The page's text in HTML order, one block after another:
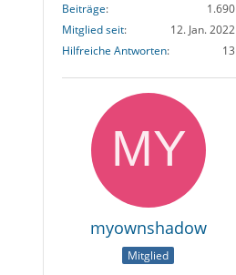
Beiträge
1.690
Mitglied seit
12. Jan. 2022
Hilfreiche Antworten
13
myownshadow
Mitglied